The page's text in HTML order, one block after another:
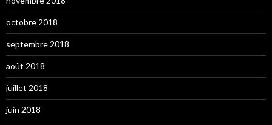
octobre 2018
septembre 2018
août 2018
juillet 2018
juin 2018